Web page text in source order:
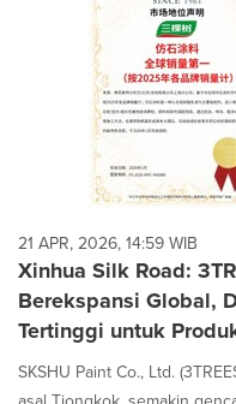
21 APR, 2026, 14:59 WIB
Xinhua Silk Road:
Berekspansi Global,
Tertinggi untuk
SKSHU Paint Co., Ltd.